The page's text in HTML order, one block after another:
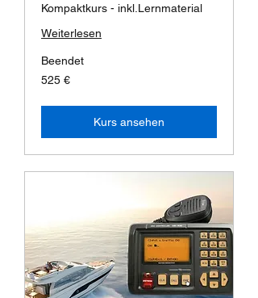
Kompaktkurs - inkl.Lernmaterial
Weiterlesen
Beendet
525
Euro
525 €
Kurs ansehen